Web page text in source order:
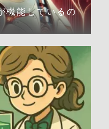
機能しているの